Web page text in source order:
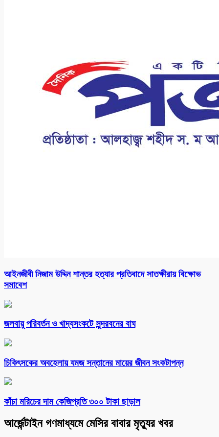
আইনজীবী নিজাম উদ্দিন শান্তর হত্যার প্রতিবাদে সাতক্ষীরায় বিক্ষোভ
সমাবেশ
জলবায়ু পরিবর্তন ও খাদ্যসংকটে সুন্দরবনের বাঘ
চিকিৎসকের অবহেলায় যমজ সন্তানের মায়ের জীবন সংকটাপন্ন
কাঁচা মরিচের দাম কেজিপ্রতি ৩০০ টাকা ছাড়াল
আর্জেন্টাইন গণমাধ্যমে মেসির বাবার মৃত্যুর খবর